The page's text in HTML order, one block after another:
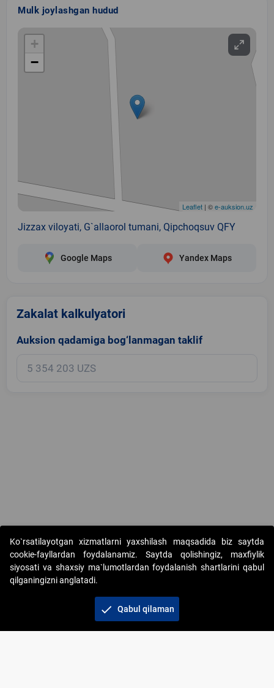
Mulk joylashgan hudud
+
−
Leaflet | ©e-auksion.uz
Jizzax viloyati, G`allaorol tumani, Qipchoqsuv QFY
Google Maps Yandex Maps
Zakalat kalkulyatori
Auksion qadamiga bog‘lanmagan taklif
Copyright © 2017-2026. "Elektron onlayn-auksionlarni tashkil etish"
AJ. Barcha huquqlar himoyalangan
+998 71 202-21-11
Ko`rsatilayotgan xizmatlarni yaxshilash maqsadida biz saytda
cookie-fayllardan foydalanamiz. Saytda qolishingiz, maxfiylik
siyosati va shaxsiy ma`lumotlardan foydalanish shartlarini qabul
qilganingizni anglatadi.
check Qabul qilaman